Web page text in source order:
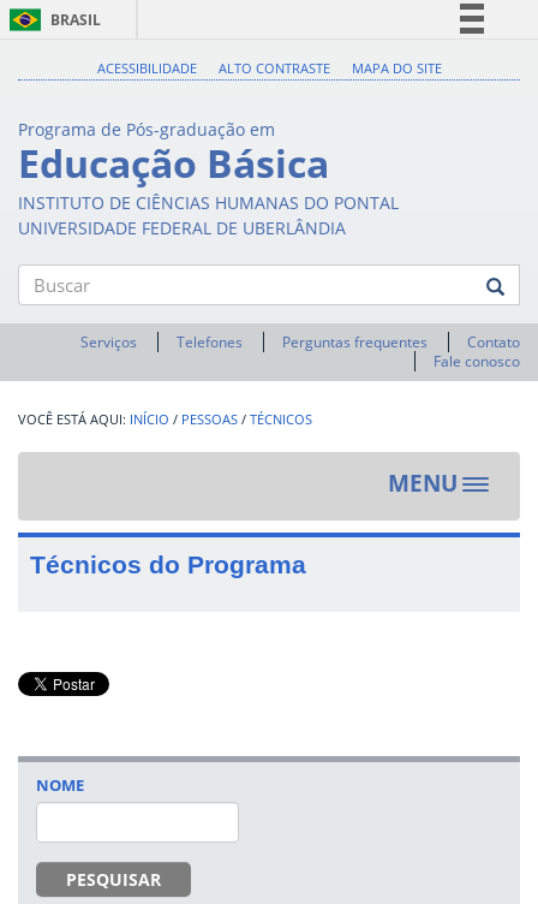
BRASIL
Acesso à informação
Legislação
ACESSIBILIDADE ALTO CONTRASTE MAPA DO SITE
Programa de Pós-graduação em
Educação Básica
INSTITUTO DE CIÊNCIAS HUMANAS DO PONTAL
UNIVERSIDADE FEDERAL DE UBERLÂNDIA
Buscar
Serviços Telefones Perguntas frequentes
Contato
Fale conosco
INÍCIO / PESSOAS / TÉCNICOS
MENU
Toggle
Técnicos do Programa
NOME
PESQUISAR